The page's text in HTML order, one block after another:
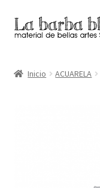
Ir
a
navegación
Ir
al
Inicio ACUARELA